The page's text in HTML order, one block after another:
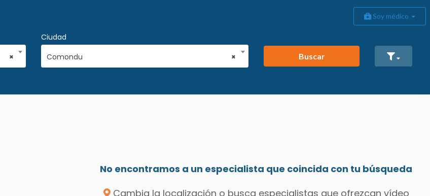
Soy médico
×
Ciudad
×
Comondu Buscar
No encontramos a un especialista que coincida con tu búsqueda
Cambia la localización o busca especialistas que ofrezcan vídeo